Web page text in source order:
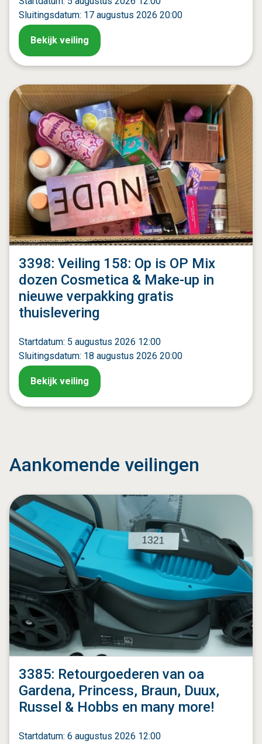
Sluitingsdatum: 17 augustus 2026 20:00
Bekijk veiling
3398: Veiling 158: Op is OP Mix
dozen Cosmetica & Make-up in
nieuwe verpakking gratis
thuislevering
Startdatum: 5 augustus 2026 12:00
Sluitingsdatum: 18 augustus 2026 20:00
Bekijk veiling
Aankomende veilingen
3385: Retourgoederen van oa
Gardena, Princess, Braun, Duux,
Russel & Hobbs en many more!
Startdatum: 6 augustus 2026 12:00